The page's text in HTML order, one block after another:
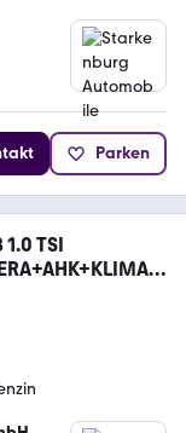
Parken
TSI